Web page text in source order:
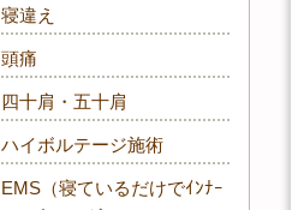
寝違え
頭痛
四十肩・五十肩
ハイボルテージ施術
EMS（寝ているだけでｲﾝﾅｰ